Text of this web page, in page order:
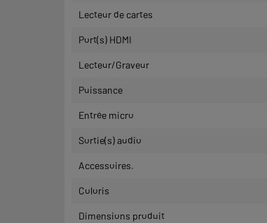
Lecteur de cartes
Port(s) HDMI
Lecteur/Graveur
Puissance
Entrée micro
Sortie(s) audio
Accessoires.
Coloris
Dimensions produit